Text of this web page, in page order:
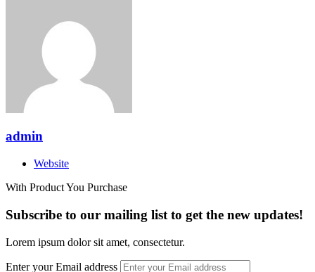
admin
Website
With Product You Purchase
Subscribe to our mailing list to get the new updates!
Lorem ipsum dolor sit amet, consectetur.
Enter your Email address